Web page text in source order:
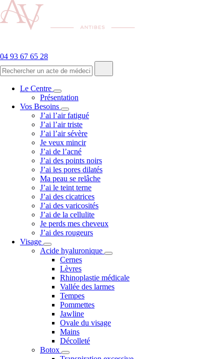
04 93 67 65 28
Le Centre
Présentation
Vos Besoins
J’ai l’air fatigué
J’ai l’air triste
J’ai l’air sévère
Je veux mincir
J’ai de l’acné
J’ai des points noirs
J’ai les pores dilatés
Ma peau se relâche
J’ai le teint terne
J’ai des cicatrices
J’ai des varicosités
J’ai de la cellulite
Je perds mes cheveux
J’ai des rougeurs
Visage
Acide hyaluronique
Cernes
Lèvres
Rhinoplastie médicale
Vallée des larmes
Tempes
Pommettes
Jawline
Ovale du visage
Mains
Décolleté
Botox